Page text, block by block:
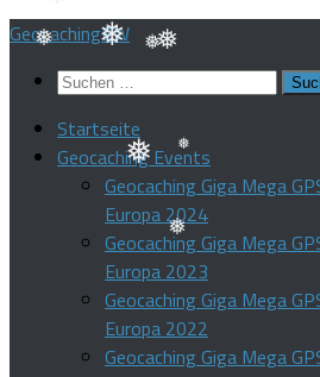
❅
❅
❅
❅
❅
❅ ❅
Zum
springen
GeocachingBW
Suchen
Startseite
Geocaching Events
Geocaching Giga Mega
Europa 2024
Geocaching Giga Mega
Europa 2023
Geocaching Giga Mega
Europa 2022
Geocaching Giga Mega